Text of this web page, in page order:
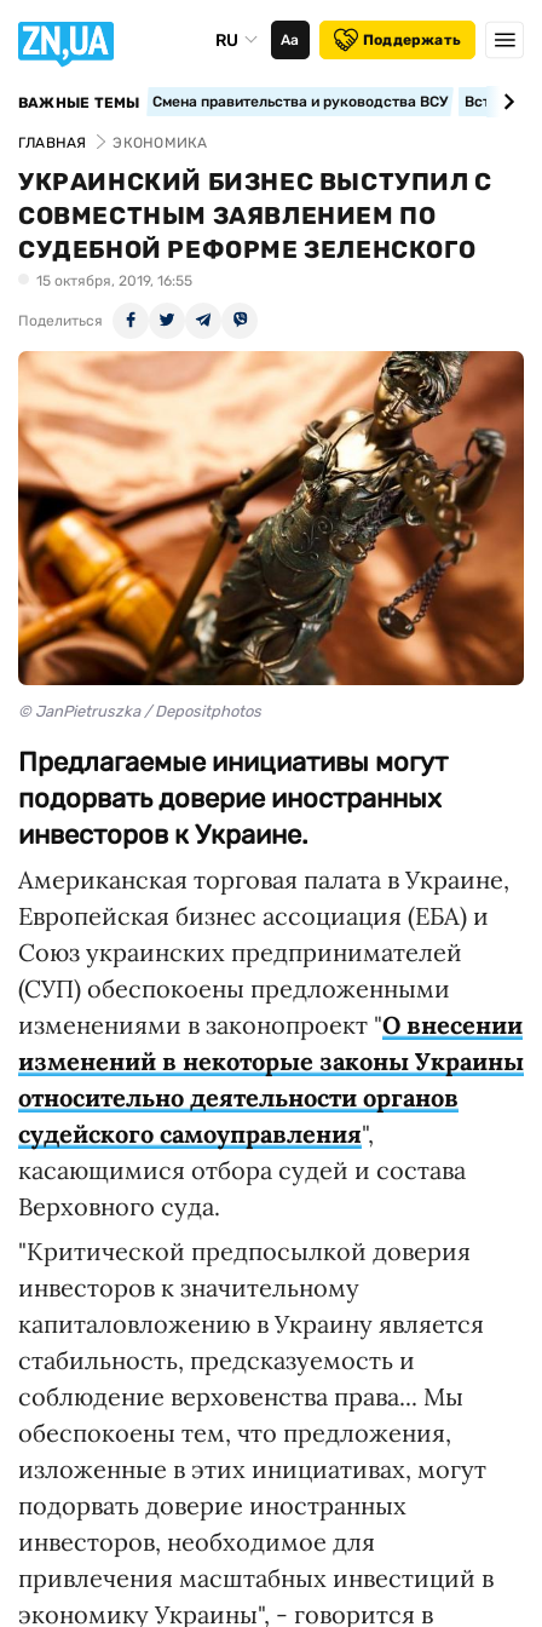
RU Аа Поддержать
ВАЖНЫЕ ТЕМЫ Смена правительства и руководства ВСУ
ГЛАВНАЯ ЭКОНОМИКА
УКРАИНСКИЙ БИЗНЕС ВЫСТУПИЛ С
СОВМЕСТНЫМ ЗАЯВЛЕНИЕМ ПО
СУДЕБНОЙ РЕФОРМЕ ЗЕЛЕНСКОГО
15 октября, 2019, 16:55
Поделиться
© JanPietruszka / Depositphotos
Предлагаемые инициативы могут
подорвать доверие иностранных
инвесторов к Украине.
Американская торговая палата в Украине,
Европейская бизнес ассоциация (ЕБА) и
Союз украинских предпринимателей
(СУП) обеспокоены предложенными
изменениями в законопроект "О внесении
изменений в некоторые законы Украины
относительно деятельности органов
судейского самоуправления",
касающимися отбора судей и состава
Верховного суда.
"Критической предпосылкой доверия
инвесторов к значительному
капиталовложению в Украину является
стабильность, предсказуемость и
соблюдение верховенства права... Мы
обеспокоены тем, что предложения,
изложенные в этих инициативах, могут
подорвать доверие иностранных
инвесторов, необходимое для
привлечения масштабных инвестиций в
экономику Украины", - говорится в